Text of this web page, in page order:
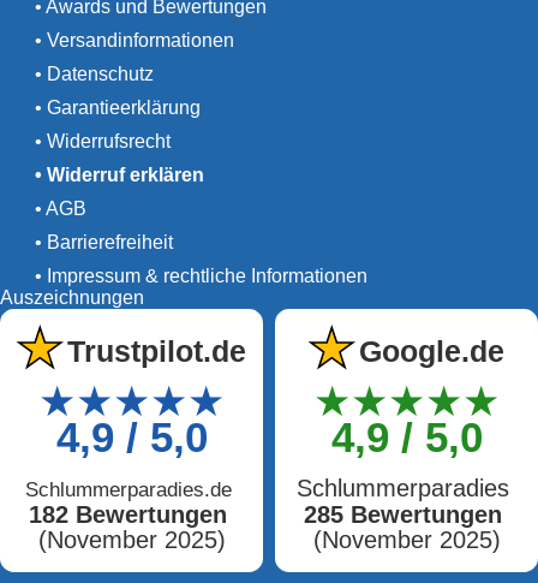
• Awards und Bewertungen
• Versandinformationen
• Datenschutz
• Garantieerklärung
• Widerrufsrecht
• Widerruf erklären
• AGB
• Barrierefreiheit
• Impressum & rechtliche Informationen
Auszeichnungen
★Trustpilot.de
★★★★★
4,9 / 5,0
Schlummerparadies.de
182 Bewertungen
(November 2025)
★ Google.de
★★★★★
4,9 / 5,0
Schlummerparadies
285 Bewertungen
(November 2025)